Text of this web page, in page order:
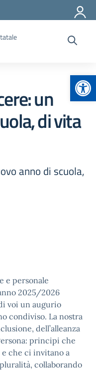
un
di vita
anno di scuola,
e personale
2025/2026
voi un augurio
condiviso. La nostra
dell’alleanza
principi che
che ci invitano a
collaborando